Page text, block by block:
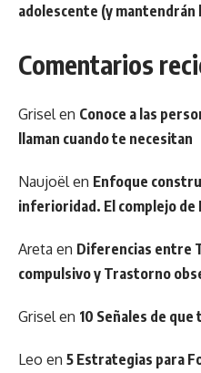
adolescente (y mantendrán
Comentarios
Grisel en Conoce a las
llaman cuando te necesitan
Naujoël en Enfoque
inferioridad. El complejo de
Areta en Diferencias entre
compulsivo y Trastorno
Grisel en 10 Señales de
Leo en 5 Estrategias para